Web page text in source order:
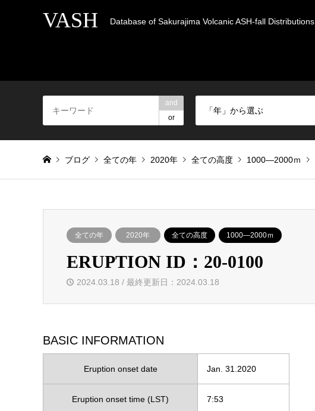
VASH Database of Sakurajima Volcanic ASH-fall Distributions
and
or
「年」から選ぶ
ブログ 全ての年 2020年 全ての高度 1000―2000ｍ
全ての年 2020年 全ての高度 1000―2000ｍ
ERUPTION ID：20-0100
2024.03.18 / 最終更新日：2024.03.18
BASIC INFORMATION
Eruption onset date Jan. 31.2020
Eruption onset time (LST) 7:53